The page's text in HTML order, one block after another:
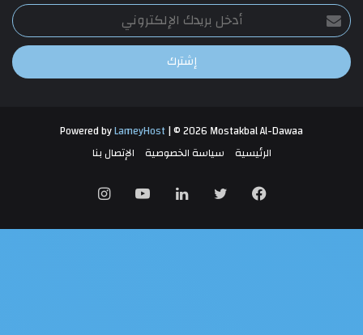
أدخل
بريدك
الإلكتروني
Powered byLameyHost| © 2026 Mostakbal Al-Dawaa
الرئيسية
سياسة الخصوصية الإتصال بنا
فيسبوك تويتر لينكدإنيوتيوبانستقرام